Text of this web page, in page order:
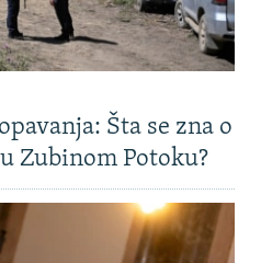
Šta se zna o
Zubinom Potoku?